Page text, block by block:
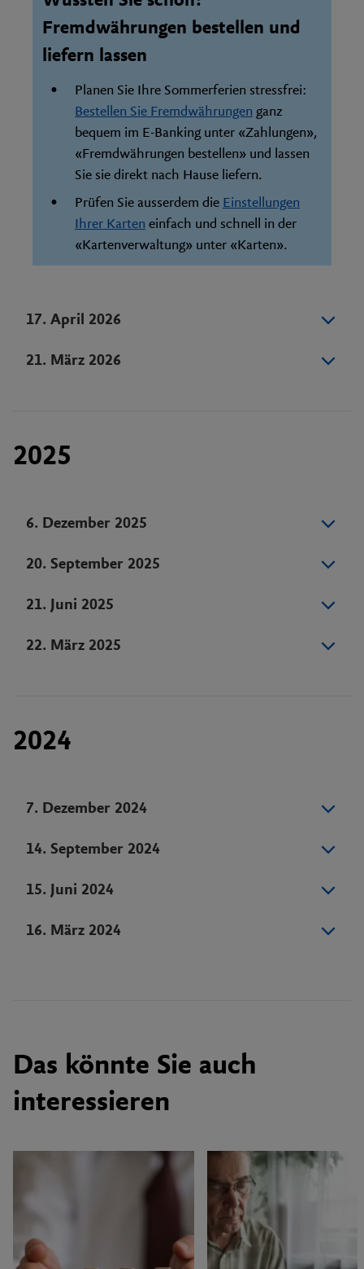
Fremdwährungen bestellen und
liefern lassen
Planen Sie Ihre Sommerferien stressfrei:
Bestellen Sie Fremdwährungen ganz
bequem im E-Banking unter «Zahlungen»,
«Fremdwährungen bestellen» und lassen
Sie sie direkt nach Hause liefern.
Prüfen Sie ausserdem die Einstellungen
Ihrer Karten einfach und schnell in der
«Kartenverwaltung» unter «Karten».
17. April 2026
21. März 2026
2025
6. Dezember 2025
20. September 2025
21. Juni 2025
22. März 2025
2024
7. Dezember 2024
14. September 2024
15. Juni 2024
16. März 2024
Das könnte Sie auch
interessieren